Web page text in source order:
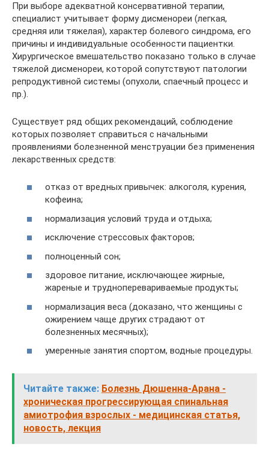
При выборе адекватной консервативной терапии,
специалист учитывает форму дисменореи (легкая,
средняя или тяжелая), характер болевого синдрома, его
причины и индивидуальные особенности пациентки.
Хирургическое вмешательство показано только в случае
тяжелой дисменореи, которой сопутствуют патологии
репродуктивной системы (опухоли, спаечный процесс и
пр.).
Существует ряд общих рекомендаций, соблюдение
которых позволяет справиться с начальными
проявлениями болезненной менструации без применения
лекарственных средств:
отказ от вредных привычек: алкоголя, курения,
кофеина;
нормализация условий труда и отдыха;
исключение стрессовых факторов;
полноценный сон;
здоровое питание, исключающее жирные,
жареные и трудноперевариваемые продукты;
нормализация веса (доказано, что женщины с
ожирением чаще других страдают от
болезненных месячных);
умеренные занятия спортом, водные процедуры.
Читайте также: Болезнь Дюшенна-Арана -
хроническая прогрессирующая спинальная
амиотрофия взрослых - медицинская статья,
новость, лекция